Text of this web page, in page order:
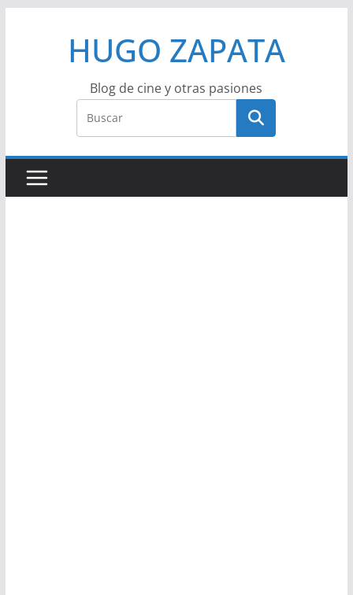
HUGO ZAPATA
Blog de cine y otras pasiones